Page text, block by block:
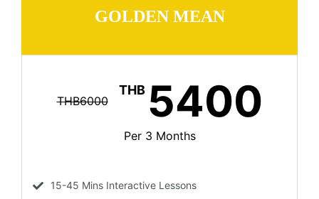
GOLDEN MEAN
THB6000
THB 5400
Per 3 Months
15-45 Mins Interactive Lessons